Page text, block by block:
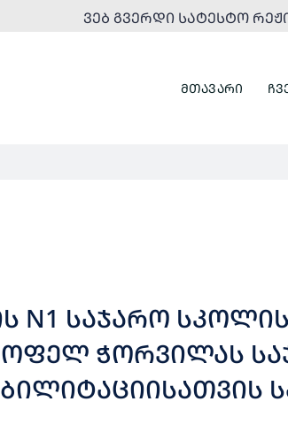
ᲕᲔᲑ ᲒᲕᲔᲠᲓᲘ ᲡᲐᲢᲔᲡᲢᲝ
ᲛᲗᲐᲕᲐᲠᲘ
N1 ᲡᲐᲯᲐᲠᲝ
ᲭᲝᲠᲕᲘᲚᲐᲡ